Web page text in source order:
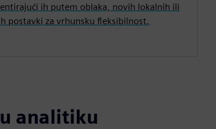
ih putem oblaka, novih lokalnih ili
postavki za vrhunsku fleksibilnost.
analitiku